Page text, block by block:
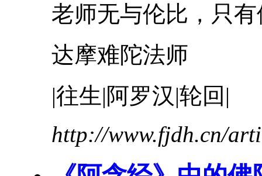
老师无与伦比，只
达摩难陀法师
|往生|阿罗汉|轮回|
http://www.fjdh.cn/